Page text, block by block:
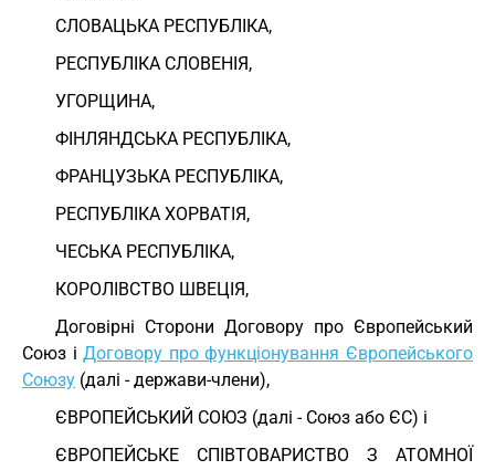
СЛОВАЦЬКА РЕСПУБЛІКА,
РЕСПУБЛІКА СЛОВЕНІЯ,
УГОРЩИНА,
ФІНЛЯНДСЬКА РЕСПУБЛІКА,
ФРАНЦУЗЬКА РЕСПУБЛІКА,
РЕСПУБЛІКА ХОРВАТІЯ,
ЧЕСЬКА РЕСПУБЛІКА,
КОРОЛІВСТВО ШВЕЦІЯ,
Договірні Сторони Договору про Європейський
Союз іДоговору про функціонування Європейського
Союзу (далі - держави-члени),
ЄВРОПЕЙСЬКИЙ СОЮЗ (далі - Союз або ЄС) і
ЄВРОПЕЙСЬКЕ СПІВТОВАРИСТВО З АТОМНОЇ